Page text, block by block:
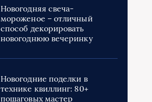
Новогодняя свеча-
мороженое – отличный
способ декорировать
новогоднюю вечеринку
Новогодние поделки в
технике квиллинг: 80+
пошаговых мастер